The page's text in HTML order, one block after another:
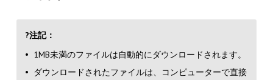
?注記：
1MB未満のファイルは自動的にダウンロードされます。
ダウンロードされたファイルは、コンピューターで直接